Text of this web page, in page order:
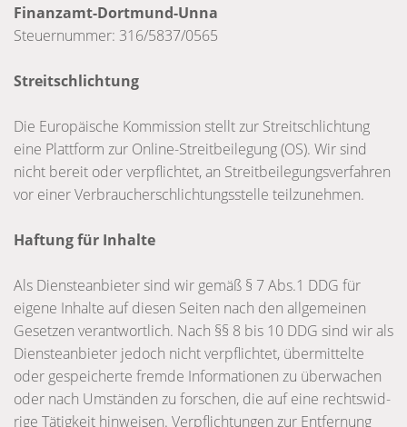
Finan­­­­­­­­­­­­­­z­amt-Dor­­­­­­­­­­­­­­t­­­­­­­­­­­­­­­mund-Unna
Steu­er­num­mer: 316/5837/0565
Streit­schlich­tung
Die Euro­päi­sche Kom­mis­sion stellt zur Streit­schlich­tung
eine Platt­form zur Online-Strei­­­­­­­­­­­­­­t­­­­­­­­­­­­­­­bei­­­­­­­­­­­­­­­le­­­­­­­­­­­­­­­gung (OS). Wir sind
nicht bereit oder ver­pflich­tet, an Streit­bei­le­gungs­ver­fah­ren
vor einer Ver­brau­cher­schlich­tungs­stelle teil­zu­neh­men.
Haf­tung für Inhalte
Als Diens­te­an­bie­ter sind wir gemäß § 7 Abs.1 DDG für
eigene Inhalte auf die­sen Sei­ten nach den all­ge­mei­nen
Geset­zen ver­ant­wort­lich. Nach §§ 8 bis 10 DDG sind wir als
Diens­te­an­bie­ter jedoch nicht ver­pflich­tet, über­mit­telte
oder gespei­cherte fremde Infor­ma­tio­nen zu über­wa­chen
oder nach Umstän­den zu for­schen, die auf eine rechts­wid­
rige Tätig­keit hin­wei­sen. Ver­pflich­tun­gen zur Ent­fer­nung